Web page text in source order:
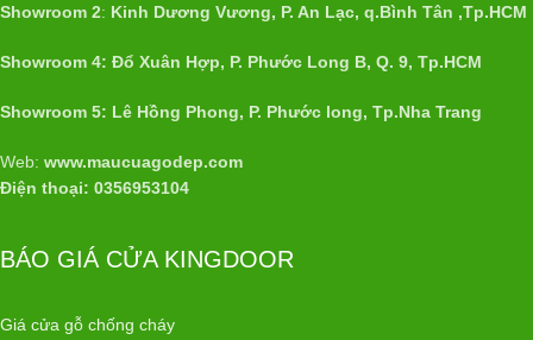
Showroom 2: Kinh Dương Vương, P. An Lạc, q.Bình Tân ,Tp.HCM
Showroom 4: Đổ Xuân Hợp, P. Phước Long B, Q. 9, Tp.HCM
Showroom 5: Lê Hồng Phong, P. Phước long, Tp.Nha Trang
Web: www.maucuagodep.com
Điện thoại: 0356953104
BÁO GIÁ CỬA KINGDOOR
Giá cửa gỗ chống cháy